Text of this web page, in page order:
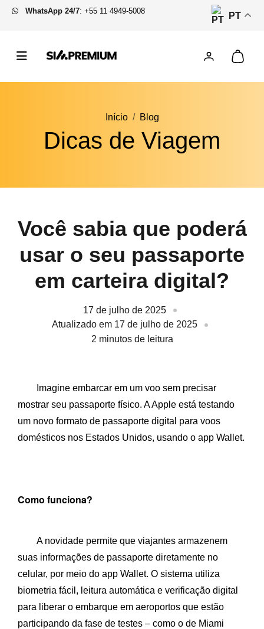
WhatsApp 24/7: +55 11 4949-5008 PT
Início Blog
Dicas de Viagem
Você sabia que poderá
usar o seu passaporte
em carteira digital?
17 de julho de 2025
Atualizado em 17 de julho de 2025
2 minutos de leitura
Imagine embarcar em um voo sem precisar
mostrar seu passaporte físico. A Apple está testando
um novo formato de passaporte digital para voos
domésticos nos Estados Unidos, usando o app Wallet.
Como funciona?
A novidade permite que viajantes armazenem
suas informações de passaporte diretamente no
celular, por meio do app Wallet. O sistema utiliza
biometria fácil, leitura automática e verificação digital
para liberar o embarque em aeroportos que estão
participando da fase de testes – como o de Miami